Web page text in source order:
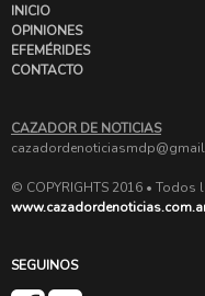
INICIO
OPINIONES
EFEMÉRIDES
CONTACTO
CAZADOR DE NOTICIAS
© COPYRIGHTS 2016 •
SEGUINOS